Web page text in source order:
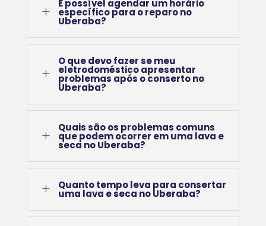
L
É possível agendar um horário
específico para o reparo no
Uberaba?
L
O que devo fazer se meu
eletrodoméstico apresentar
problemas após o conserto no
Uberaba?
L
Quais são os problemas comuns
que podem ocorrer em uma lava e
seca no Uberaba?
L Quanto tempo leva para consertar
uma lava e seca no Uberaba?